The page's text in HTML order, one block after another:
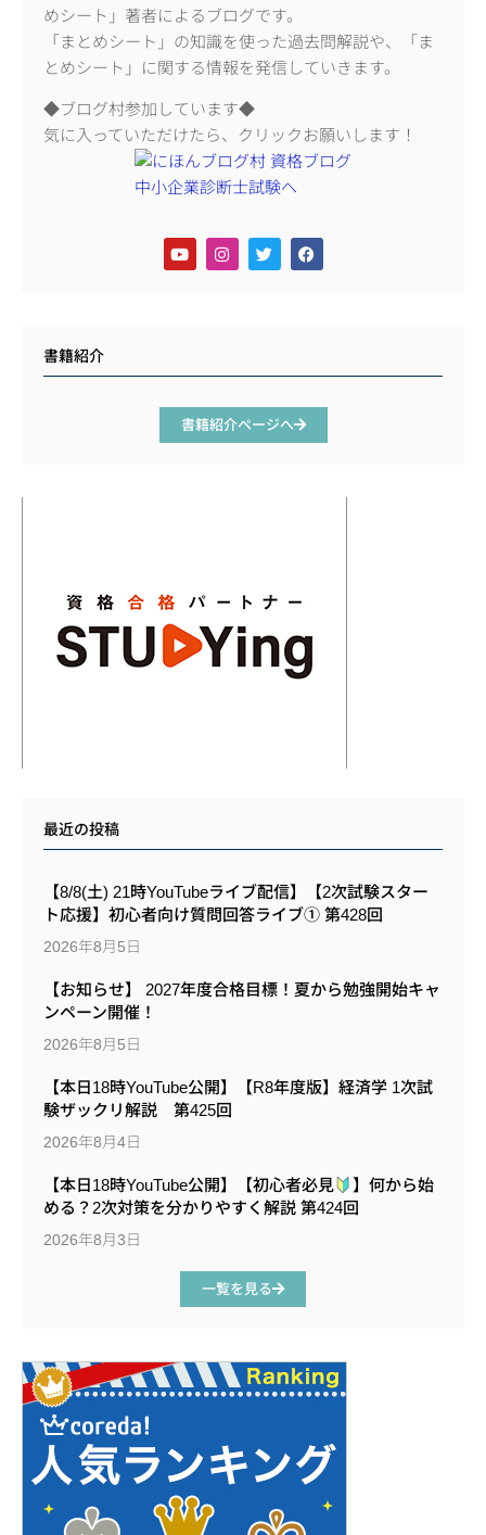
めシート」著者によるブログです。
「まとめシート」の知識を使った過去問解説や、「ま
とめシート」に関する情報を発信していきます。
◆ブログ村参加しています◆
気に入っていただけたら、クリックお願いします！
書籍紹介
書籍紹介ページへ
最近の投稿
【8/8(土) 21時YouTubeライブ配信】【2次試験スター
ト応援】初心者向け質問回答ライブ① 第428回
2026年8月5日
【お知らせ】 2027年度合格目標！夏から勉強開始キャ
ンペーン開催！
2026年8月5日
【本日18時YouTube公開】【R8年度版】経済学 1次試
験ザックリ解説 第425回
2026年8月4日
【本日18時YouTube公開】【初心者必見
】何から始
める？2次対策を分かりやすく解説 第424回
2026年8月3日
一覧を見る